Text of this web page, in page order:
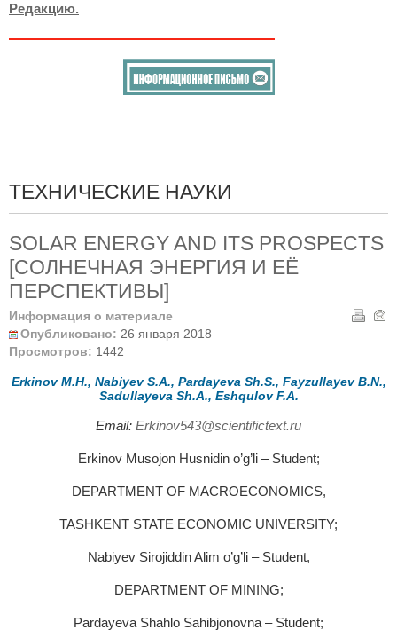
Редакцию.
ТЕХНИЧЕСКИЕ НАУКИ
SOLAR ENERGY AND ITS PROSPECTS
[СОЛНЕЧНАЯ ЭНЕРГИЯ И ЕЁ
ПЕРСПЕКТИВЫ]
Информация о материале
Опубликовано: 26 января 2018
Просмотров: 1442
Erkinov M.H., Nabiyev S.A., Pardayeva Sh.S., Fayzullayev B.N.,
Sadullayeva Sh.A., Eshqulov F.A.
Email: Erkinov543@scientifictext.ru
Erkinov Musojon Husnidin o’g’li – Student;
DEPARTMENT OF MACROECONOMICS,
TASHKENT STATE ECONOMIC UNIVERSITY;
Nabiyev Sirojiddin Alim o’g’li – Student,
DEPARTMENT OF MINING;
Pardayeva Shahlo Sahibjonovna – Student;